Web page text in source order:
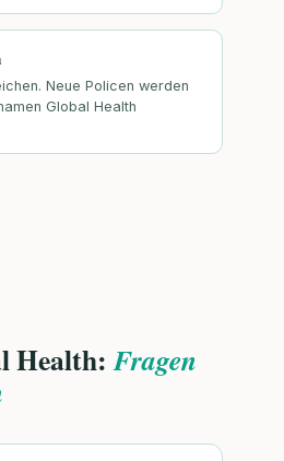
Neue Policen werden
Global Health
Health:Fragen